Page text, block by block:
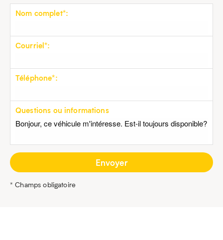
Nom complet*:
Courriel*:
Téléphone*:
Questions ou informations
* Champs obligatoire